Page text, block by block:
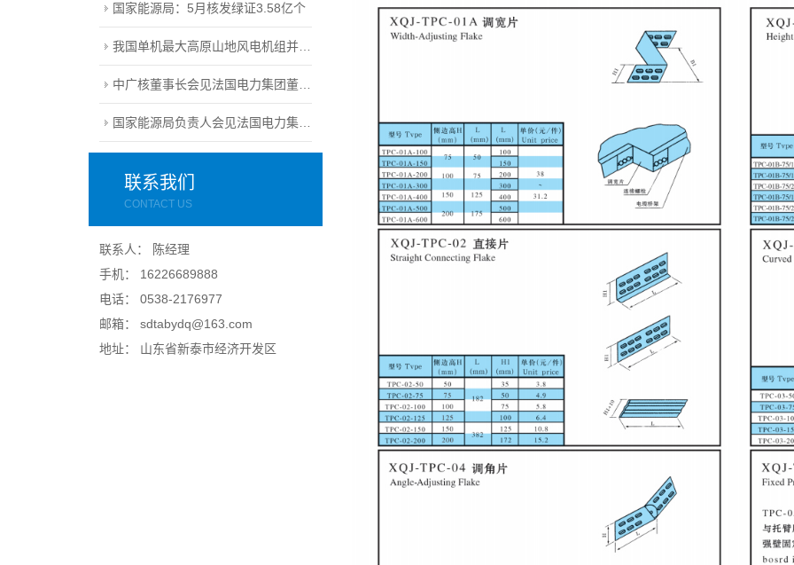
国家能源局：5月核发绿证3.58亿个
联系我们
CONTACT US
联系人： 陈经理
手机： 16226689888
电话： 0538-2176977
邮箱： sdtabydq@163.com
地址： 山东省新泰市经济开发区